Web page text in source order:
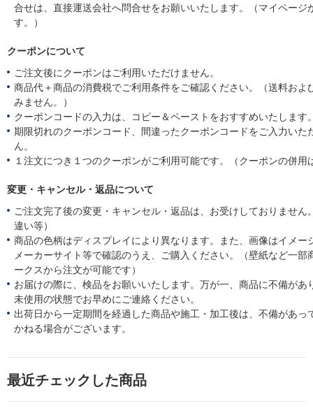
合せは、直接運送会社へ問合せをお願いいたします。（マイページ
す。）
クーポンについて
ご注文後にクーポンはご利用いただけません。
商品代＋商品の消費税でご利用条件をご確認ください。（送料およ
みません。）
クーポンコードの入力は、コピー＆ペーストをおすすめいたします
期限切れのクーポンコード、間違ったクーポンコードをご入力いた
ん。
１注文につき１つのクーポンがご利用可能です。（クーポンの併用
変更・キャンセル・返品について
ご注文完了後の変更・キャンセル・返品は、お受けしておりません
違い等）
商品の色柄はディスプレイにより異なります。また、画像はイメー
メーカーサイト等で確認のうえ、ご購入ください。（壁紙など一部
ークスから注文が可能です）
お届けの際に、検品をお願いいたします。万が一、商品に不備があ
未使用の状態でお早めにご連絡ください。
出荷日から一定期間を経過した商品や施工・加工後は、不備があっ
かねる場合がございます。
最近チェックした商品